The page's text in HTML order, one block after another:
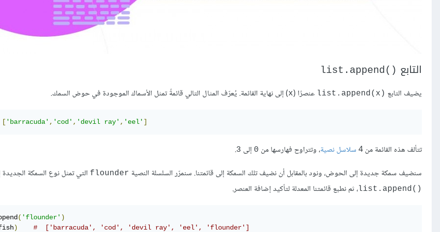
التابع list.append()‎‎
يضيف التابع list.append(x)‎ عنصرًا (x) إلى نهاية القائمة. يُعرّف المثال التالي قائمةً تمثل الأسماك الموجودة في حوض السمك.
[ 'barracuda' , 'cod' , 'devil ray' , 'eel' ]
تتألف هذه القائمة من 4 سلاسل نصية، وتتراوح فهارسها من 0 إلى 3
.
سنضيف سمكة جديدة إلى الحوض، ونود بالمقابل أن نضيف تلك السمكة إلى قائمتنا. سنمرّر السلسلة النصية flounder التي تمثل نوع السمكة الجديدة
list.append()‎، ثم نطبع قائمتنا المعدلة لتأكيد إضافة العنصر.
( 'flounder' )
) #  ['barracuda', 'cod', 'devil ray', 'eel', 'flounder']